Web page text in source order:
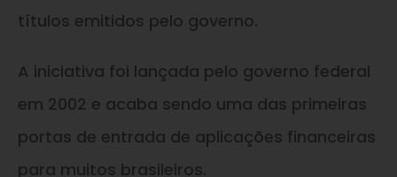
títulos emitidos pelo governo.
A iniciativa foi lançada pelo governo federal
em 2002 e acaba sendo uma das primeiras
portas de entrada de aplicações financeiras
para muitos brasileiros.